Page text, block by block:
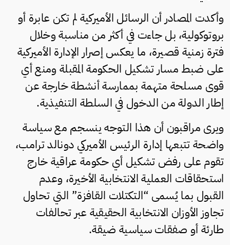
وأكدت المصادر أن الرسائل الأميركية لم تكن عابرة أو
بروتوكولية، بل جاءت في أكثر من مناسبة وخلال
فترة زمنية قصيرة، ما يعكس إصرار الإدارة الأميركية
على ضبط مسار تشكيل الحكومة المقبلة ومنع أي
قوى مسلحة متهمة بممارسة أنشطة خارجة عن
إطار الدولة من الدخول في السلطة التنفيذية.
ويرى مراقبون أن هذا التوجه ينسجم مع سياسة
واضحة تتبعها إدارة الرئيس الأميركي دونالد ترامب،
تقوم على رفض تشكيل أي حكومة عراقية خارج
استحقاقات العملية الانتخابية الأخيرة، وعدم
القبول بما يُسمى “التكتلات القافزة” التي تحاول
تجاوز الأوزان الانتخابية الحقيقية عبر تحالفات
طارئة أو صفقات سياسية ضيقة.